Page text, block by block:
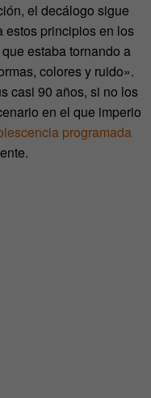
el decálogo sigue
estos principios en los
estaba tornando a
colores y ruido».
casi 90 años, si no los
en el que imperio
programada